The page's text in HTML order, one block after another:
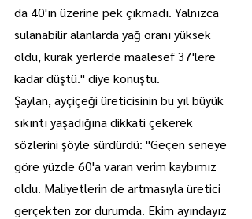
da 40'ın üzerine pek çıkmadı. Yalnızca
sulanabilir alanlarda yağ oranı yüksek
oldu, kurak yerlerde maalesef 37'lere
kadar düştü." diye konuştu.
Şaylan, ayçiçeği üreticisinin bu yıl büyük
sıkıntı yaşadığına dikkati çekerek
sözlerini şöyle sürdürdü: "Geçen seneye
göre yüzde 60'a varan verim kaybımız
oldu. Maliyetlerin de artmasıyla üretici
gerçekten zor durumda. Ekim ayındayız